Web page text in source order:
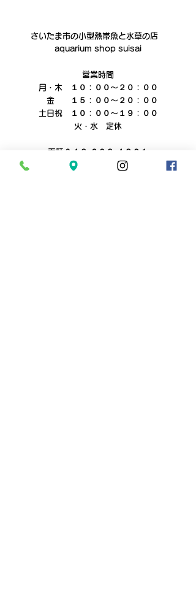
さいたま市の小型熱帯魚と水草の店
aquarium shop suisai
営業時間
月・木　１０：００～２０：００
金　　１５：００～２０：００
土日祝　１０：００～１９：００
火・水　定休
電話０４８‐６２８‐４８２１